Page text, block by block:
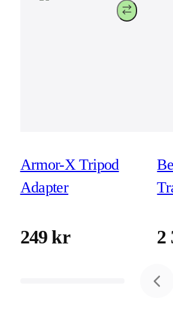
Armor-X Tripod
Adapter
249 kr 2